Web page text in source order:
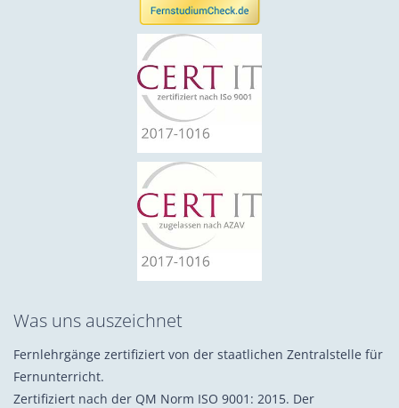
Was uns auszeichnet
Fernlehrgänge zertifiziert von der staatlichen Zentralstelle für
Fernunterricht.
Zertifiziert nach der QM Norm ISO 9001: 2015. Der